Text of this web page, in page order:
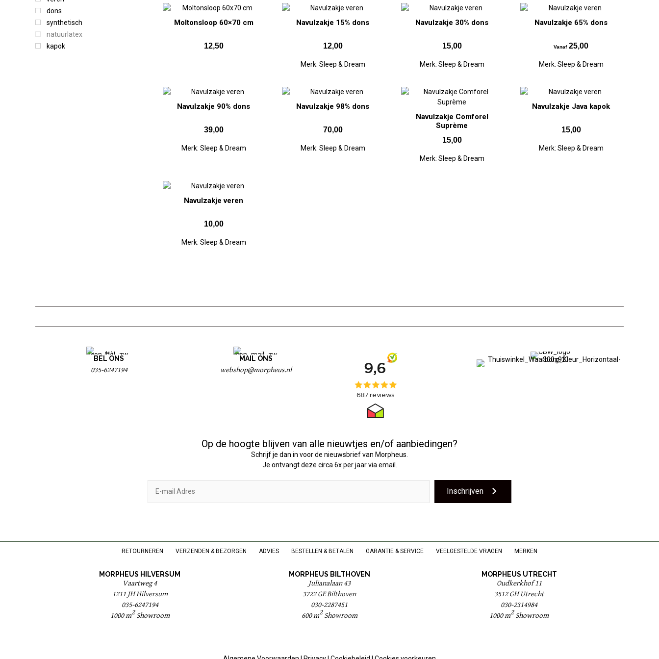
Moltonsloop 60×70 cm
12,50
Navulzakje 15% dons
12,00
Merk: Sleep & Dream
Navulzakje 30% dons
15,00
Merk: Sleep & Dream
Navulzakje 65% dons
Vanaf 25,00
Merk: Sleep & Dream
Navulzakje 90% dons
39,00
Merk: Sleep & Dream
Navulzakje 98% dons
70,00
Merk: Sleep & Dream
Navulzakje Comforel
Suprème
15,00
Merk: Sleep & Dream
Navulzakje Java kapok
15,00
Merk: Sleep & Dream
Navulzakje veren
10,00
Merk: Sleep & Dream
dons
synthetisch
natuurlatex
kapok
BEL ONS
035-6247194
MAIL ONS
webshop@morpheus.nl
Op de hoogte blijven van alle nieuwtjes en/of aanbiedingen?
Schrijf je dan in voor de nieuwsbrief van Morpheus.
Je ontvangt deze circa 6x per jaar via email.
Inschrijven
RETOURNEREN VERZENDEN & BEZORGEN ADVIES BESTELLEN & BETALEN GARANTIE & SERVICE VEELGESTELDE VRAGEN MERKEN
MORPHEUS HILVERSUM
Vaartweg 4
1211 JH Hilversum
035-6247194
1000 m2Showroom
MORPHEUS BILTHOVEN
Julianalaan 43
3722 GE Bilthoven
030-2287451
600 m2Showroom
MORPHEUS UTRECHT
Oudkerkhof 11
3512 GH Utrecht
030-2314984
1000 m2 Showroom